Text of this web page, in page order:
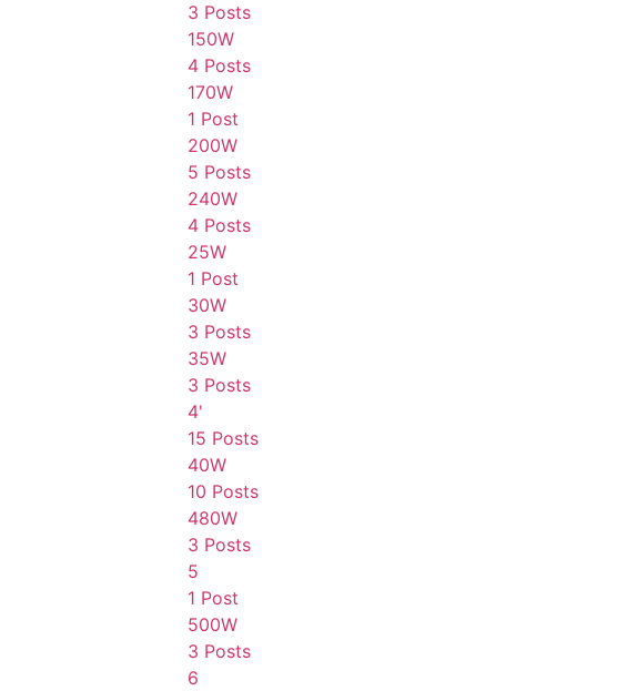
3 Posts
150W
4 Posts
170W
1 Post
200W
5 Posts
240W
4 Posts
25W
1 Post
30W
3 Posts
35W
3 Posts
4'
15 Posts
40W
10 Posts
480W
3 Posts
5
1 Post
500W
3 Posts
6